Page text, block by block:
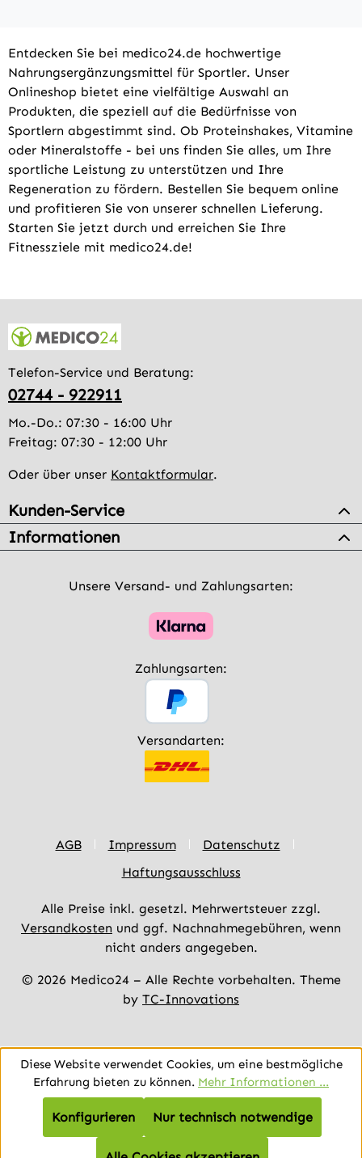
Entdecken Sie bei medico24.de hochwertige
Nahrungsergänzungsmittel für Sportler. Unser
Onlineshop bietet eine vielfältige Auswahl an
Produkten, die speziell auf die Bedürfnisse von
Sportlern abgestimmt sind. Ob Proteinshakes, Vitamine
oder Mineralstoffe - bei uns finden Sie alles, um Ihre
sportliche Leistung zu unterstützen und Ihre
Regeneration zu fördern. Bestellen Sie bequem online
und profitieren Sie von unserer schnellen Lieferung.
Starten Sie jetzt durch und erreichen Sie Ihre
Fitnessziele mit medico24.de!
Telefon-Service und Beratung:
02744 - 922911
Mo.-Do.: 07:30 - 16:00 Uhr
Freitag: 07:30 - 12:00 Uhr
Oder über unser Kontaktformular.
Kunden-Service
Informationen
Unsere Versand- und Zahlungsarten:
Zahlungsarten:
Versandarten:
AGB Impressum
Datenschutz
Haftungsausschluss
Alle Preise inkl. gesetzl. Mehrwertsteuer zzgl.
Versandkosten und ggf. Nachnahmegebühren, wenn
nicht anders angegeben.
© 2026 Medico24 – Alle Rechte vorbehalten. Theme
by TC-Innovations
Diese Website verwendet Cookies, um eine bestmögliche
Erfahrung bieten zu können. Mehr Informationen ...
Nur technisch notwendige
Konfigurieren